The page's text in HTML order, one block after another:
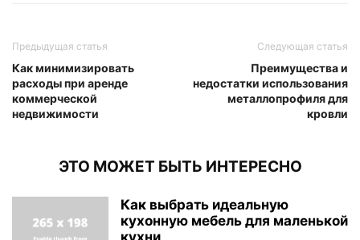
Предыдущая статья
Как минимизировать
расходы при аренде
коммерческой
недвижимости
Следующая статья
Преимущества и
недостатки использования
металлопрофиля для
кровли
ЭТО МОЖЕТ БЫТЬ ИНТЕРЕСНО
Как выбрать идеальную
кухонную мебель для маленькой